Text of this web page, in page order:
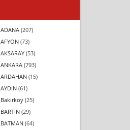
ADANA(207)
AFYON(73)
AKSARAY(53)
ANKARA(793)
ARDAHAN(15)
AYDIN(61)
Bakırköy(25)
BARTIN(29)
BATMAN(64)